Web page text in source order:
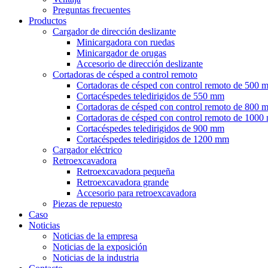
Preguntas frecuentes
Productos
Cargador de dirección deslizante
Minicargadora con ruedas
Minicargador de orugas
Accesorio de dirección deslizante
Cortadoras de césped a control remoto
Cortadoras de césped con control remoto de 500
Cortacéspedes teledirigidos de 550 mm
Cortadoras de césped con control remoto de 800
Cortadoras de césped con control remoto de 1000
Cortacéspedes teledirigidos de 900 mm
Cortacéspedes teledirigidos de 1200 mm
Cargador eléctrico
Retroexcavadora
Retroexcavadora pequeña
Retroexcavadora grande
Accesorio para retroexcavadora
Piezas de repuesto
Caso
Noticias
Noticias de la empresa
Noticias de la exposición
Noticias de la industria